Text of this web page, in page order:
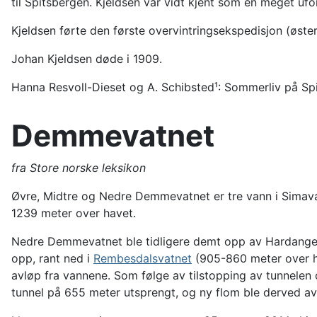
Kjeldsen førte den første overvintringsekspedisjon
Johan Kjeldsen døde i 1909.
Hanna Resvoll-Dieset og A. Schibsted¹: Sommerliv på
Demmevatnet
fra Store norske leksikon
Øvre, Midtre og Nedre Demmevatnet er tre vann i
1239 meter over havet.
Nedre Demmevatnet ble tidligere demt opp av
opp, rant ned i Rembesdalsvatnet (905-860 meter over
avløp fra vannene. Som følge av tilstopping av
tunnel på 655 meter utsprengt, og ny flom ble derved